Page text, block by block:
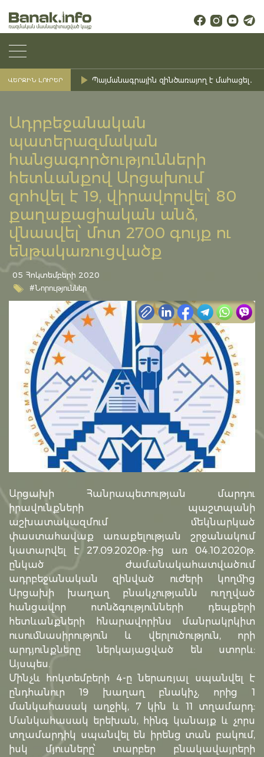
ՎԵՐՋԻՆ ԼՈՒՐԵՐ Պայմանագրային զինծառայող է մահացել․
Ադրբեջանական
պատերազմական
հանցագործությունների
հետևանքով Արցախում
զոհվել է 19, վիրավորվել՝ 80
քաղաքացիական անձ,
վնասվել՝ մոտ 2700 գույք ու
ենթակառուցվածք
05 Հոկտեմբերի 2020
#Նորություններ
Արցախի Հանրապետության մարդու
իրավունքների պաշտպանի
աշխատակազմում մեկնարկած
փաստահավաք առաքելության շրջանակում
կատարվել է 27.09.2020թ.-ից առ 04.10.2020թ.
ընկած ժամանակահատվածում
ադրբեջանական զինված ուժերի կողմից
Արցախի խաղաղ բնակչությանն ուղղված
հանցավոր ոտնձգությունների դեպքերի
հետևանքների հնարավորինս մանրակրկիտ
ուսումնասիրություն և վերլուծություն, որի
արդյունքները ներկայացված են ստորև:
Այսպես.
Մինչև հոկտեմբերի 4-ը ներառյալ սպանվել է
ընդհանուր 19 խաղաղ բնակիչ, որից 1
մանկահասակ աղջիկ, 7 կին և 11 տղամարդ:
Մանկահասակ երեխան, հինգ կանայք և չորս
տղամարդիկ սպանվել են իրենց տան բակում,
իսկ մյուսները՝ տարբեր բնակավայրերի